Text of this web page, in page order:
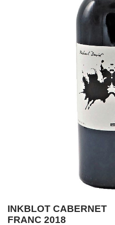
INKBLOT CABERNET
FRANC 2018